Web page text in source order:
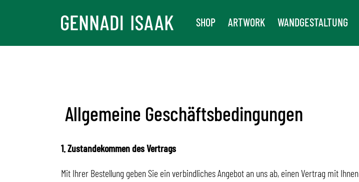
SHOP ARTWORK WANDGESTALTUNG
Allgemeine Geschäftsbedingungen
1. Zustandekommen des Vertrags
Mit Ihrer Bestellung geben Sie ein verbindliches Angebot an uns ab, einen Vertrag mit